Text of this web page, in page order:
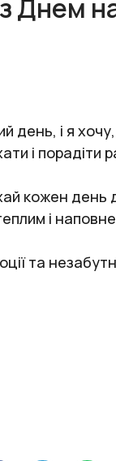
Днем
день, і я
і порадіти
кожен день
і
та